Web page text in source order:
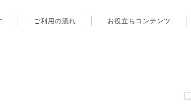
ご利用の流れ お役立ちコンテンツ